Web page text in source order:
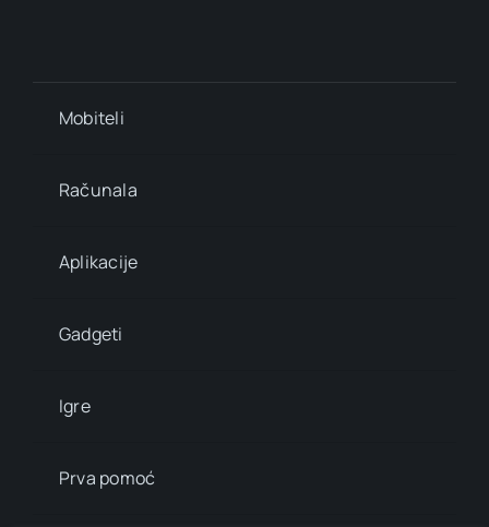
Mobiteli
Računala
Aplikacije
Gadgeti
Igre
Prva pomoć